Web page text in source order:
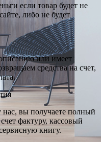
если товар будет не
либо не будет
или имеет
средства на счет,
вы получаете полный
фактуру, кассовый
книгу.